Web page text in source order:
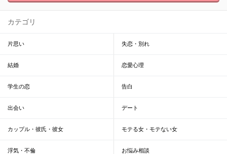
カテゴリ
片思い 失恋・別れ
結婚 恋愛心理
学生の恋 告白
出会い デート
カップル・彼氏・彼女 モテる女・モテない女
浮気・不倫 お悩み相談